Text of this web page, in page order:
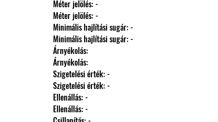
                Méter jelölés: -
                Méter jelölés: -
                Minimális hajlítási sugár: -
                Minimális hajlítási sugár: -
                Árnyékolás:
                Árnyékolás:
                Szigetelési érték: -
                Szigetelési érték: -
                Ellenállás: -
                Ellenállás: -